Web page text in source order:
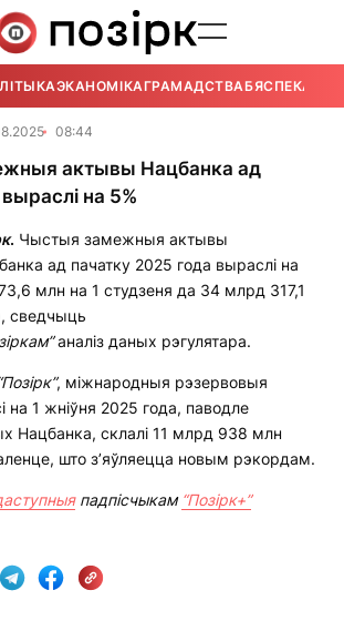
ЭКАНОМІКАГРАМАДСТВАБЯСПЕКА
08:44
актывы Нацбанка ад
на 5%
. Чыстыя замежныя актывы
ад пачатку 2025 года выраслі на
млн на 1 студзеня да 34 млрд 317,1
сведчыць
аналіз даных рэгулятара.
, міжнародныя рэзервовыя
на 1 жніўня 2025 года, паводле
Нацбанка, склалі 11 млрд 938 млн
што з’яўляецца новым рэкордам.
падпісчыкам “Позірк+”